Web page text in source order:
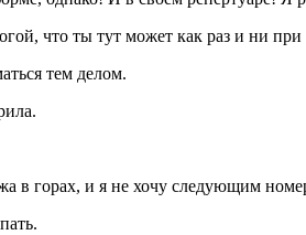
что ты тут может как раз и ни при
тем делом.
горах, и я не хочу следующим